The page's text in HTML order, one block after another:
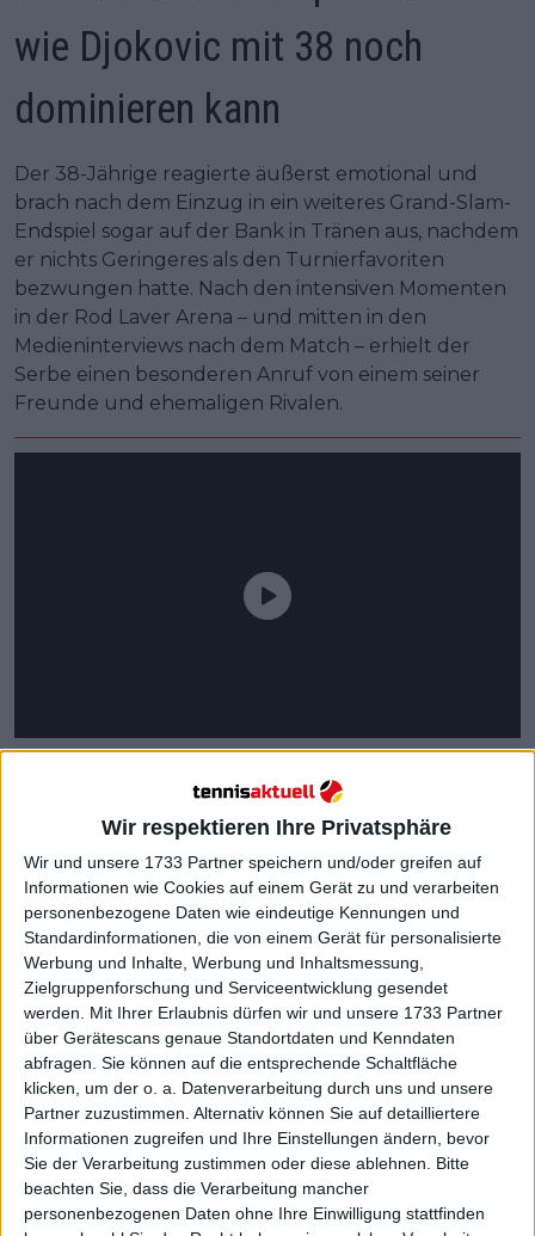
Wir respektieren Ihre Privatsphäre
Wir und unsere 1733 Partner speichern und/oder greifen auf
Informationen wie Cookies auf einem Gerät zu und verarbeiten
personenbezogene Daten wie eindeutige Kennungen und
Standardinformationen, die von einem Gerät für personalisierte
Werbung und Inhalte, Werbung und Inhaltsmessung,
Zielgruppenforschung und Serviceentwicklung gesendet
werden.
Mit Ihrer Erlaubnis dürfen wir und unsere 1733 Partner
über Gerätescans genaue Standortdaten und Kenndaten
abfragen. Sie können auf die entsprechende Schaltfläche
klicken, um der o. a. Datenverarbeitung durch uns und unsere
Partner zuzustimmen. Alternativ können Sie auf detailliertere
Informationen zugreifen und Ihre Einstellungen ändern, bevor
Sie der Verarbeitung zustimmen oder diese ablehnen.
Bitte
beachten Sie, dass die Verarbeitung mancher
personenbezogenen Daten ohne Ihre Einwilligung stattfinden
wie Djokovic mit 38 noch
dominieren kann
Der 38-Jährige reagierte äußerst emotional und
brach nach dem Einzug in ein weiteres Grand-Slam-
Endspiel sogar auf der Bank in Tränen aus, nachdem
er nichts Geringeres als den Turnierfavoriten
bezwungen hatte. Nach den intensiven Momenten
in der Rod Laver Arena – und mitten in den
Medieninterviews nach dem Match – erhielt der
Serbe einen besonderen Anruf von einem seiner
Freunde und ehemaligen Rivalen.
Es war der US-Open-Sieger von 2009, Juan Martín
del Potro, der in den frühen Morgenstunden in
Südamerika das Geschehen bei denAustralian
Openaufmerksam verfolgt hatte. Del Potro
schaltete sich per Videoanruf zu, während Nole
noch im Höhenflug des Sieges war, und zeigte damit
ihre große Freundschaft abseits des Courts – jenseits
der Rivalität, die sie durch ihre Karrieren begleitet
hatte.
Die Rivalität der beiden hinterließ Zahlen und
Matches, die eine Ära prägten. Djokovic und Del